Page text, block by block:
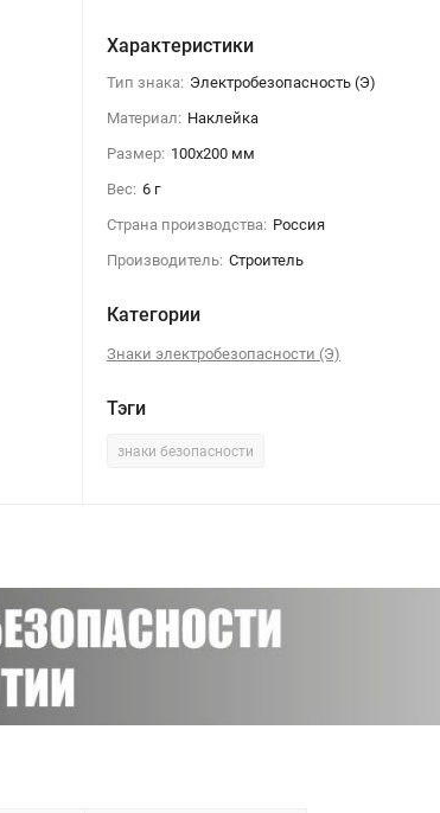
Характеристики
Тип знака: Электробезопасность (Э)
Материал: Наклейка
Размер: 100x200 мм
Вес: 6 г
Страна производства: Россия
Производитель: Строитель
Категории
Знаки электробезопасности (Э)
Тэги
знаки безопасности